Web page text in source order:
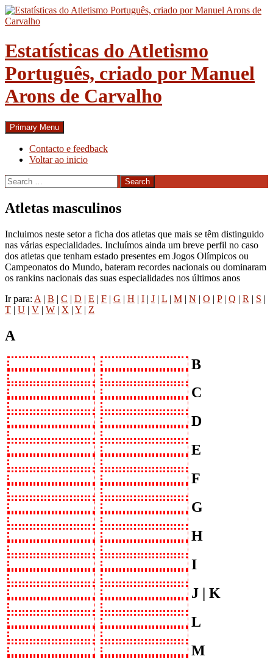
Skip
to
Estatísticas do Atletismo
Português, criado por Manuel
Arons de Carvalho
Search
Primary Menu
Contacto e feedback
Voltar ao inicio
Search
for:
Atletas masculinos
Incluimos neste setor a ficha dos atletas que mais se têm distinguido
nas várias especialidades. Incluímos ainda um breve perfil no caso
dos atletas que tenham estado presentes em Jogos Olímpicos ou
Campeonatos do Mundo, bateram recordes nacionais ou dominaram
os rankins nacionais das suas especialidades nos últimos anos
Ir para: A | B | C | D | E | F | G | H | I | J | L | M | N | O | P| Q | R | S |
T | U | V | W | X | Y | Z
A
B
C
D
E
F
G
H
I
J | K
L
M